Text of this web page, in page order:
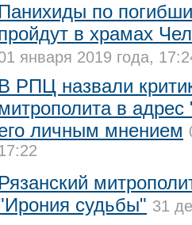
Панихиды по
в храмах
января 2019 года,
В РПЦ назвали
в
личным мнением
Рязанский
судьбы" 31